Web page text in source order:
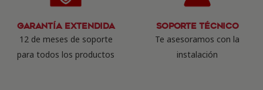
Garantía Extendida
12 de meses de soporte
para todos los productos
Soporte Técnico
Te asesoramos con la
instalación